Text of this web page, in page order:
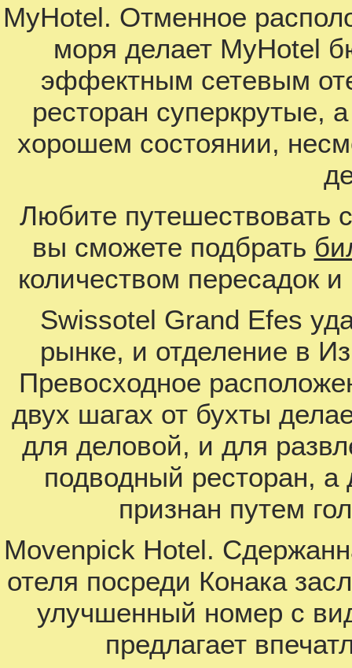
MyHotel. Отменное
моря делает MyHotel
эффектным сетевым
ресторан суперкрутые,
хорошем состоянии,
Любите путешествовать
вы сможете подбрать
количеством пересадок
Swissotel Grand Efes
рынке, и отделение в
Превосходное
двух шагах от бухты
для деловой, и для
подводный ресторан,
признан путем
Movenpick Hotel.
отеля посреди Конака
улучшенный номер с
предлагает